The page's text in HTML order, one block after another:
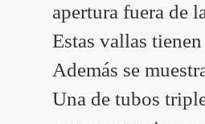
apertura fuera de
Estas vallas
Además se
Una de tubos